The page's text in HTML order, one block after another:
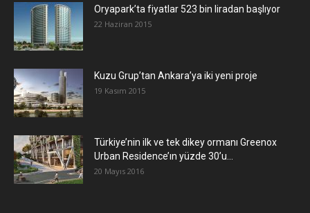
Oryapark’ta fiyatlar 523 bin liradan başlıyor
22 Haziran 2015
​Kuzu Grup’tan Ankara’ya iki yeni proje
19 Kasım 2015
Türkiye’nin ilk ve tek dikey ormanı Greenox
Urban Residence’ın yüzde 30’u...
20 Mayıs 2016